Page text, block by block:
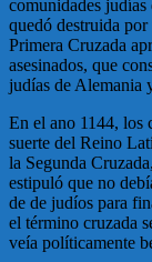
comunidades
quedó destruida
Primera Cruzada
asesinados, que
judías de Alemania
En el ano 1144, los
suerte del Reino
la Segunda
estipuló que no
de de judíos para
el término cruzada
veía políticamente